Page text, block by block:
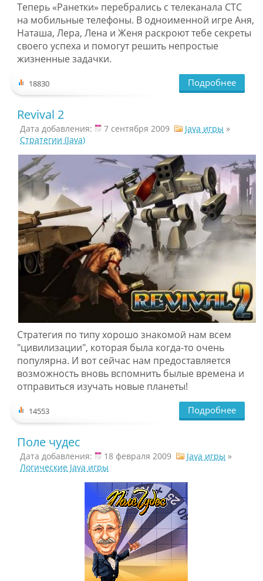
Теперь «Ранетки» перебрались с телеканала СТС
на мобильные телефоны. В одноименной игре Аня,
Наташа, Лера, Лена и Женя раскроют тебе секреты
своего успеха и помогут решить непростые
жизненные задачки.
18830 Подробнее
Revival 2
Дата добавления: 7 сентября 2009 Java игры »
Стратегии (Java)
Стратегия по типу хорошо знакомой нам всем
"цивилизации", которая была когда-то очень
популярна. И вот сейчас нам предоставляется
возможность вновь вспомнить былые времена и
отправиться изучать новые планеты!
14553 Подробнее
Поле чудес
Дата добавления: 18 февраля 2009 Java игры »
Логические Java игры